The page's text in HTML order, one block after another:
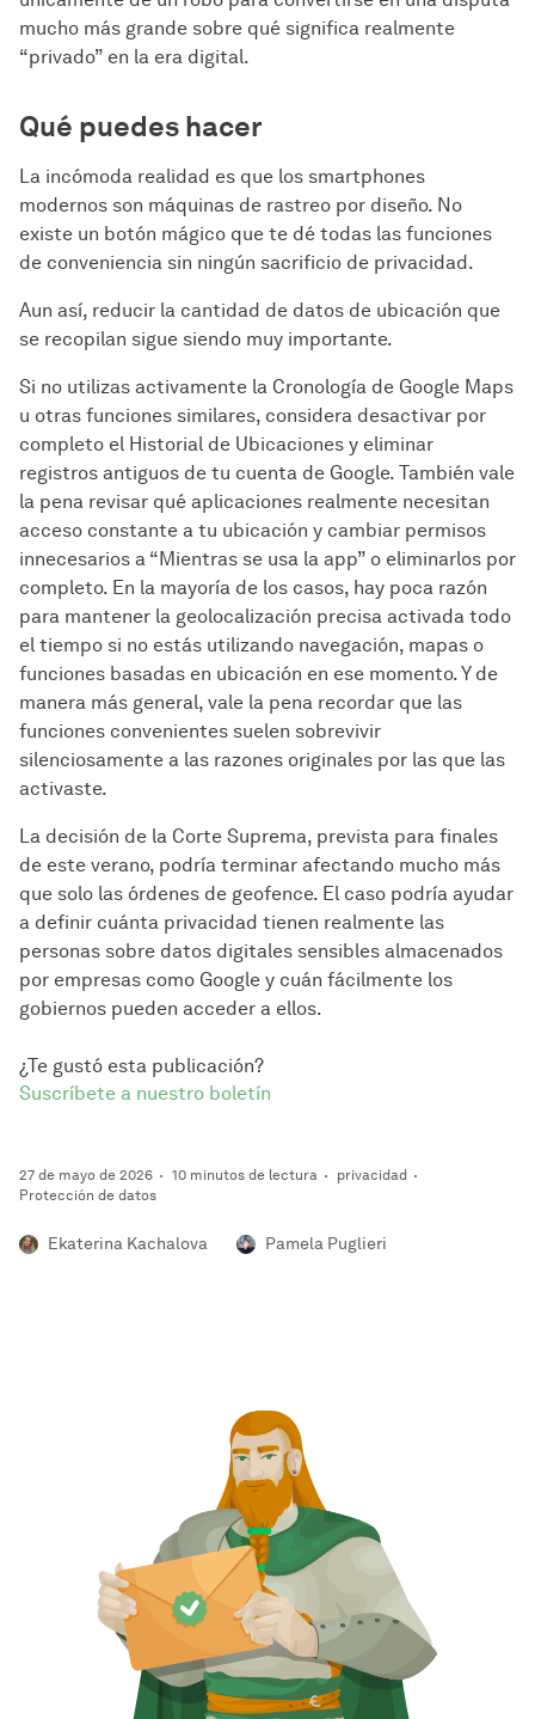
mucho más grande sobre qué significa realmente
“privado” en la era digital.
Qué puedes hacer
La incómoda realidad es que los smartphones
modernos son máquinas de rastreo por diseño. No
existe un botón mágico que te dé todas las funciones
de conveniencia sin ningún sacrificio de privacidad.
Aun así, reducir la cantidad de datos de ubicación que
se recopilan sigue siendo muy importante.
Si no utilizas activamente la Cronología de Google Maps
u otras funciones similares, considera desactivar por
completo el Historial de Ubicaciones y eliminar
registros antiguos de tu cuenta de Google. También vale
la pena revisar qué aplicaciones realmente necesitan
acceso constante a tu ubicación y cambiar permisos
innecesarios a “Mientras se usa la app” o eliminarlos por
completo. En la mayoría de los casos, hay poca razón
para mantener la geolocalización precisa activada todo
el tiempo si no estás utilizando navegación, mapas o
funciones basadas en ubicación en ese momento. Y de
manera más general, vale la pena recordar que las
funciones convenientes suelen sobrevivir
silenciosamente a las razones originales por las que las
activaste.
La decisión de la Corte Suprema, prevista para finales
de este verano, podría terminar afectando mucho más
que solo las órdenes de geofence. El caso podría ayudar
a definir cuánta privacidad tienen realmente las
personas sobre datos digitales sensibles almacenados
por empresas como Google y cuán fácilmente los
gobiernos pueden acceder a ellos.
¿Te gustó esta publicación?
Suscríbete a nuestro boletín
27 de mayo de 2026 10 minutos de lectura
privacidad
Protección de datos
Ekaterina Kachalova Pamela Puglieri